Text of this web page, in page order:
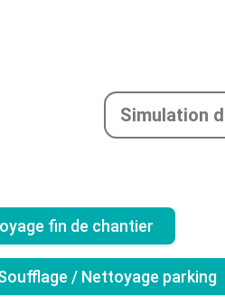
Simulation
fin de chantier
/ Nettoyage parking